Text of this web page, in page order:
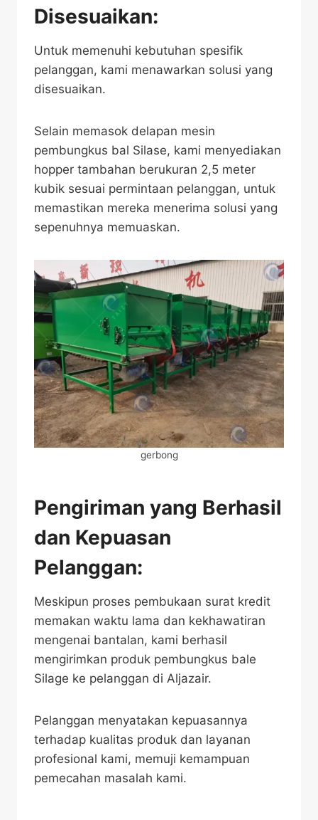
Disesuaikan:
Untuk memenuhi kebutuhan spesifik
pelanggan, kami menawarkan solusi yang
disesuaikan.
Selain memasok delapan mesin
pembungkus bal Silase, kami menyediakan
hopper tambahan berukuran 2,5 meter
kubik sesuai permintaan pelanggan, untuk
memastikan mereka menerima solusi yang
sepenuhnya memuaskan.
gerbong
Pengiriman yang Berhasil
dan Kepuasan
Pelanggan:
Meskipun proses pembukaan surat kredit
memakan waktu lama dan kekhawatiran
mengenai bantalan, kami berhasil
mengirimkan produk pembungkus bale
Silage ke pelanggan di Aljazair.
Pelanggan menyatakan kepuasannya
terhadap kualitas produk dan layanan
profesional kami, memuji kemampuan
pemecahan masalah kami.